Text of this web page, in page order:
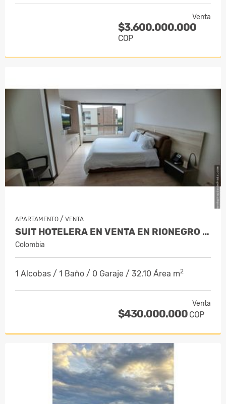
Venta
$3.600.000.000
COP
APARTAMENTO / VENTA
SUIT HOTELERA EN VENTA EN RIONEGRO - LL…
Colombia
1 Alcobas / 1 Baño / 0 Garaje / 32.10 Área m2
Venta
$430.000.000 COP